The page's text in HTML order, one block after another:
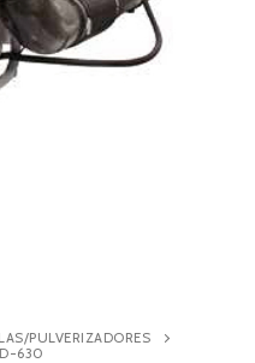
PULVERIZADORES
630